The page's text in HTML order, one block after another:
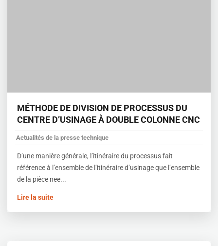
MÉTHODE DE DIVISION DE PROCESSUS DU
CENTRE D’USINAGE À DOUBLE COLONNE CNC
Actualités de la presse technique
D’une manière générale, l’itinéraire du processus fait
référence à l’ensemble de l’itinéraire d’usinage que l’ensemble
de la pièce nee...
Lire la suite